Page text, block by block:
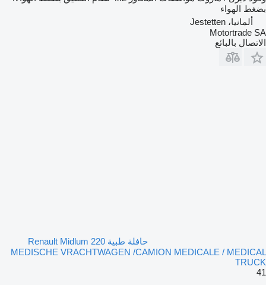
بضغط الهواء
ألمانيا، Jestetten
Motortrade SA
الاتصال بالبائع
حافلة طبية Renault Midlum 220
MEDISCHE VRACHTWAGEN /CAMION MEDICALE / MEDICAL
TRUCK
41